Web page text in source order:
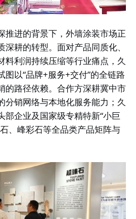
推进的背景下，外墙涂装市场正
耕的转型。面对产品同质化、
料利润持续压缩等行业痛点，久
图以“品牌+服务+交付”的全链路
的路径依赖。合作方深耕冀中市
分销网络与本地化服务能力；久
部企业及国家级专精特新“小巨
、峰彩石等全品类产品矩阵与